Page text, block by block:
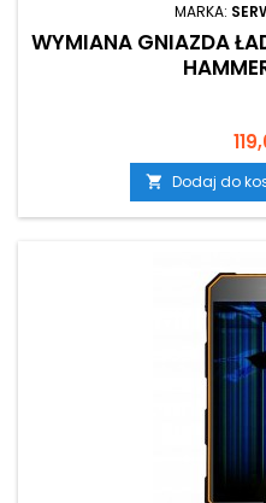
MARKA:
WYMIANA GNIAZDA
 Dodaj do